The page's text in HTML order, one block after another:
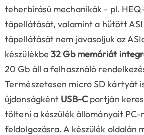
teherbírású mechanikák - pl.
tápellátását, valamint a hűtött
tápellátását nem javasoljuk az
készülékbe32 Gb memóriát
20 Gb áll a felhasználó
Természetesen micro SD kártyát
újdonságként USB-Cportján
tölteni a készülék állományait PC-
feldolgozásra. A készülék oldalán